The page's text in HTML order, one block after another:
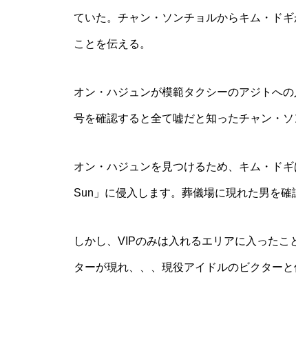
ていた。チャン・ソンチョルからキム・ド
ことを伝える。
オン・ハジュンが模範タクシーのアジトへ
号を確認すると全て嘘だと知ったチャン・ソ
オン・ハジュンを見つけるため、キム・ド
Sun」に侵入します。葬儀場に現れた男を確
しかし、VIPのみは入れるエリアに入った
ターが現れ、、、現役アイドルのビクター